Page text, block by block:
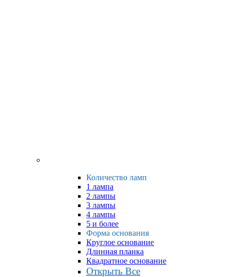
Количество ламп
1 лампа
2 лампы
3 лампы
4 лампы
5 и более
Форма основания
Круглое основание
Длинная планка
Квадратное основание
Открыть Все